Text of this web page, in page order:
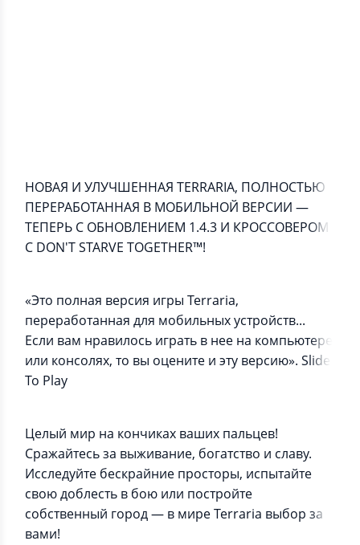
НОВАЯ И УЛУЧШЕННАЯ TERRARIA, ПОЛНОСТЬЮ
ПЕРЕРАБОТАННАЯ В МОБИЛЬНОЙ ВЕРСИИ —
ТЕПЕРЬ С ОБНОВЛЕНИЕМ 1.4.3 И КРОССОВЕРОМ
С DON'T STARVE TOGETHER™!
«Это полная версия игры Terraria,
переработанная для мобильных устройств...
Если вам нравилось играть в нее на компьютере
или консолях, то вы оцените и эту версию». Slide
To Play
Целый мир на кончиках ваших пальцев!
Сражайтесь за выживание, богатство и славу.
Исследуйте бескрайние просторы, испытайте
свою доблесть в бою или постройте
собственный город — в мире Terraria выбор за
вами!